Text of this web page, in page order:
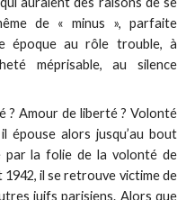
de « minus », parfaite
époque au rôle trouble, à
méprisable, au silence
? Amour de liberté ? Volonté
alors jusqu’au bout
par la folie de la volonté de
il se retrouve victime de
juifs parisiens. Alors que